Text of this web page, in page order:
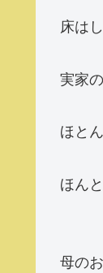
床は
実家
ほと
ほん
母の